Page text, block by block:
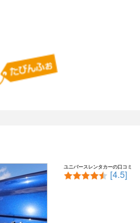
ユニバースレンタカーの口コミ
[4.5]